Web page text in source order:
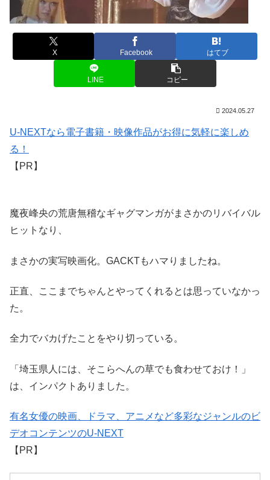
X Facebook はてブ
LINE コピー
2024.05.27
U-NEXTなら電子書籍・映像作品がお得に気軽に楽しめ
る！
【PR】
魔夜峰央の荒唐無稽なギャグマンガがまさかのリバイバル
ヒットなり、
まさかの実写映画化。GACKTもハマりましたね。
正直、ここまでちゃんとやってくれるとは思っていなかっ
た。
全力でバカげたことをやり切っている。
「埼玉県人には、そこらへんの草でも食わせておけ！」
は、インパクトありました。
有名女優の映画、ドラマ、アニメなど多彩なジャンルのビ
デオコンテンツのU-NEXT
【PR】